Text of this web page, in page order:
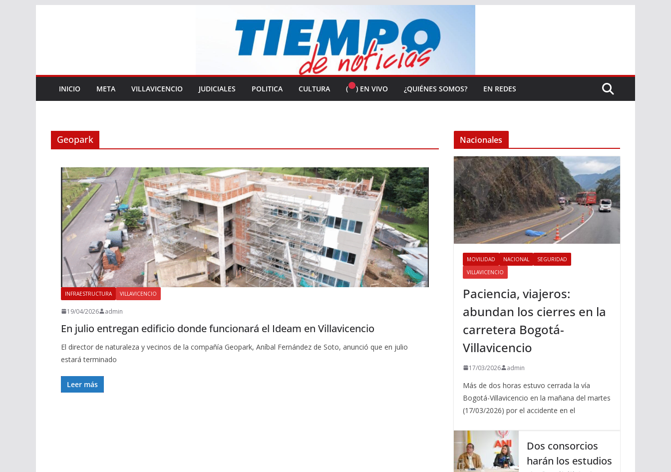
INICIO META VILLAVICENCIO JUDICIALES POLITICA CULTURA ( ) EN VIVO ¿QUIÉNES SOMOS? EN REDES
Geopark
INFRAESTRUCTURA VILLAVICENCIO
19/04/2026 admin
En julio entregan edificio donde funcionará el Ideam en Villavicencio
El director de naturaleza y vecinos de la compañía Geopark, Aníbal Fernández de Soto, anunció que en julio
estará terminado
Leer más
Nacionales
MOVILIDAD NACIONAL
SEGURIDAD
VILLAVICENCIO
Paciencia, viajeros:
abundan los cierres en la
carretera Bogotá-
Villavicencio
17/03/2026 admin
Más de dos horas estuvo cerrada la vía
Bogotá-Villavicencio en la mañana del martes
(17/03/2026) por el accidente en el
Dos consorcios
harán los estudios